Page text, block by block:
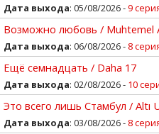
Дата выхода: 05/08/2026 -9
Возможно любовь / Muhtemel
Дата выхода: 06/08/2026 - 8
Ещё семнадцать / Daha 17
Дата выхода: 02/08/2026 - 10
Это всего лишь Стамбул / Altı
Дата выхода: 03/08/2026 - 8